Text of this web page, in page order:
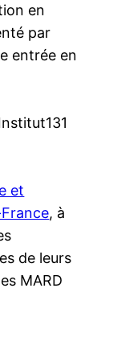
en
par
entrée en
et
, à
de leurs
MARD